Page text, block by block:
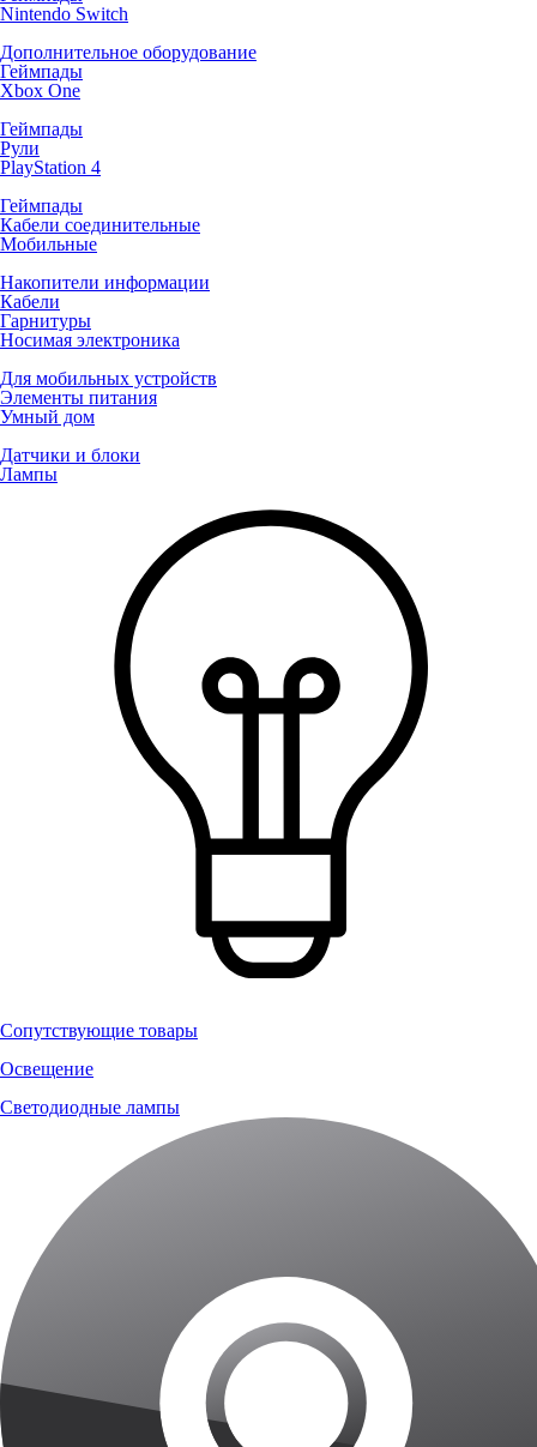
Nintendo Switch
Дополнительное оборудование
Геймпады
Xbox One
Геймпады
Рули
PlayStation 4
Геймпады
Кабели соединительные
Мобильные
Накопители информации
Кабели
Гарнитуры
Носимая электроника
Для мобильных устройств
Элементы питания
Умный дом
Датчики и блоки
Лампы
Сопутствующие товары
Освещение
Светодиодные лампы